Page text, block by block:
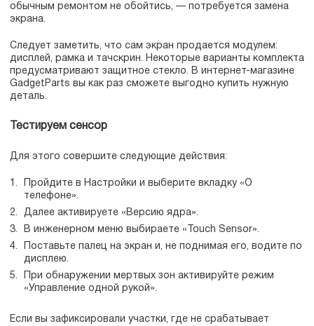
обычным ремонтом не обойтись, — потребуется замена
экрана.
Следует заметить, что сам экран продается модулем:
дисплей, рамка и тачскрин. Некоторые варианты комплекта
предусматривают защитное стекло. В интернет-магазине
GadgetParts вы как раз сможете выгодно купить нужную
деталь.
Тестируем сенсор
Для этого совершите следующие действия:
Пройдите в Настройки и выберите вкладку «О
телефоне».
Далее активируете «Версию ядра».
В инженерном меню выбираете «Touch Sensor».
Поставьте палец на экран и, не поднимая его, водите по
дисплею.
При обнаружении мертвых зон активируйте режим
«Управление одной рукой».
Если вы зафиксировали участки, где не срабатывает